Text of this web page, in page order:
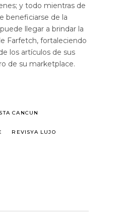
y todo mientras de
beneficiarse de la
llegar a brindar la
Farfetch, fortaleciendo
los artículos de sus
de su marketplace.
CANCUN
REVISYA LUJO